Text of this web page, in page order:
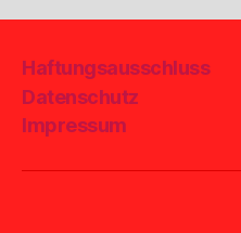
Haftungsausschluss
Datenschutz
Impressum